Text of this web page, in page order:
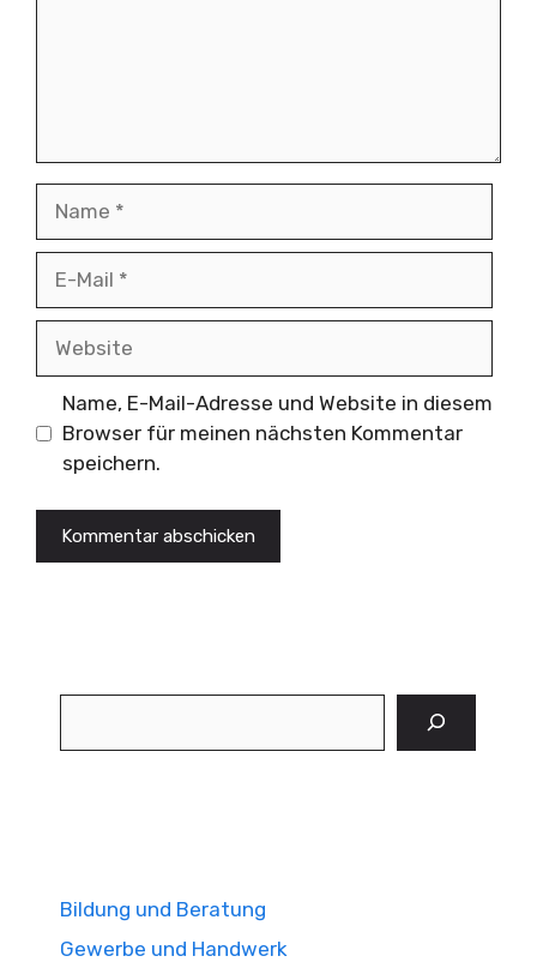
Name, E-Mail-Adresse und Website in diesem
Browser für meinen nächsten Kommentar
speichern.
Bildung und Beratung
Gewerbe und Handwerk